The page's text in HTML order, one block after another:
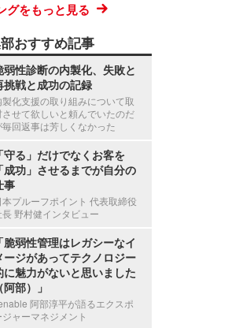
グをもっと見る
おすすめ記事
弱性診断の内製化、失敗と
挑戦と成功の記録
製化支援の取り組みについて取
させて欲しいと頼んでいたのだ
毎回返事は芳しくなかった
「守る」だけでなくお客を
「成功」させるまでが自分の
事
本プルーフポイント 代表取締役
長 野村健インタビュー
「脆弱性管理はレガシーなイ
ージがあってテクノロジー
に魅力がないと思いました
（阿部）」
阿部淳平が語るエクスポ
ジャーマネジメント